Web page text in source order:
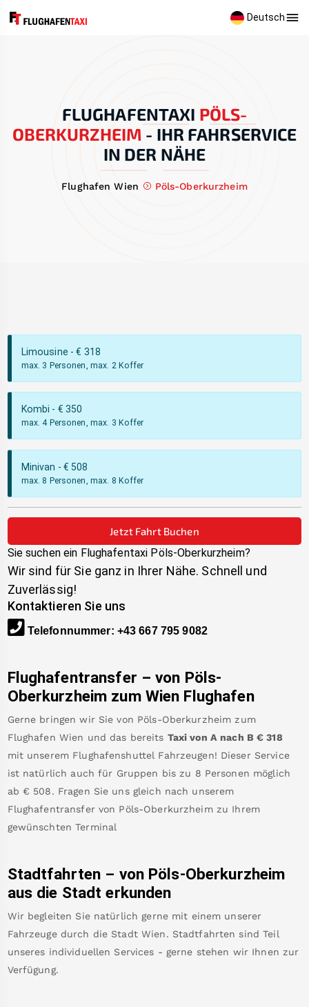
Deutsch
FLUGHAFENTAXI PÖLS-
OBERKURZHEIM - IHR FAHRSERVICE
IN DER NÄHE
Flughafen Wien Pöls-Oberkurzheim
Limousine - € 318
max. 3 Personen, max. 2 Koffer
Kombi - € 350
max. 4 Personen, max. 3 Koffer
Minivan - € 508
max. 8 Personen, max. 8 Koffer
Jetzt Fahrt Buchen
Sie suchen ein Flughafentaxi Pöls-Oberkurzheim?
Wir sind für Sie ganz in Ihrer Nähe. Schnell und
Zuverlässig!
Kontaktieren Sie uns
Telefonnummer: +43 667 795 9082
Flughafentransfer – von Pöls-
Oberkurzheim zum Wien Flughafen
Gerne bringen wir Sie von Pöls-Oberkurzheim zum
Flughafen Wien und das bereits Taxi von A nach B €318
mit unserem Flughafenshuttel Fahrzeugen! Dieser Service
ist natürlich auch für Gruppen bis zu 8 Personen möglich
ab € 508. Fragen Sie uns gleich nach unserem
Flughafentransfer von Pöls-Oberkurzheim zu Ihrem
gewünschten Terminal
Stadtfahrten – von Pöls-Oberkurzheim
aus die Stadt erkunden
Wir begleiten Sie natürlich gerne mit einem unserer
Fahrzeuge durch die Stadt Wien. Stadtfahrten sind Teil
unseres individuellen Services - gerne stehen wir Ihnen zur
Verfügung.